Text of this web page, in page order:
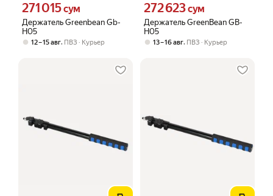
Держатель Greenbean Gb-
H05
Цена 271015 сум вместо
271 015сум
12 – 15 авг, ПВЗ Курьер
Держатель GreenBean GB-
H05
Цена 272623 сум вместо
272 623сум
13 – 16 авг, ПВЗ Курьер